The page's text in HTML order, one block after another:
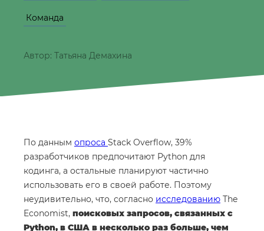
Команда
Автор: Татьяна Демахина
По данным опроса Stack Overflow, 39%
разработчиков предпочитают Python для
кодинга, а остальные планируют частично
использовать его в своей работе. Поэтому
неудивительно, что, согласно исследованию The
Economist, поисковых запросов, связанных с
Python, в США в несколько раз больше, чем